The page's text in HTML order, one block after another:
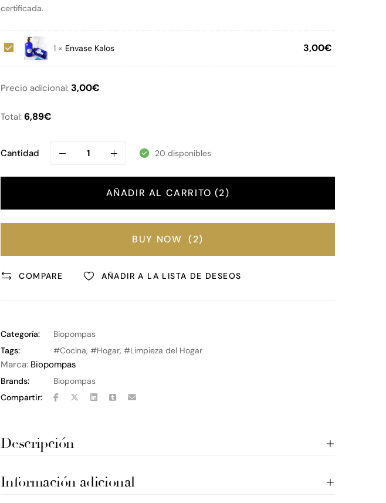
certificada.
Envase
Kalos
1 × Envase Kalos 3,00€
Precio adicional: 3,00€
Total: 6,89€
Cantidad 20 disponibles
AÑADIR AL CARRITO 2
BUY NOW 2
COMPARE AÑADIR A LA LISTA DE DESEOS
Categoría:
Biopompas
Tags:
Cocina, Hogar, Limpieza del Hogar
Marca: Biopompas
Brands:
Biopompas
Compartir:
Descripción
Información adicional